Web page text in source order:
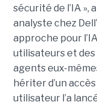
sécurité de l’IA »,
analyste chez
approche pour
utilisateurs et
agents eux-
hériter d’un
utilisateur l’a